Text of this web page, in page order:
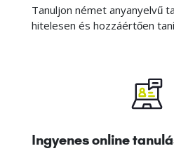
Tanuljon német anyanyelvű
hitelesen és hozzáértően
Ingyenes online